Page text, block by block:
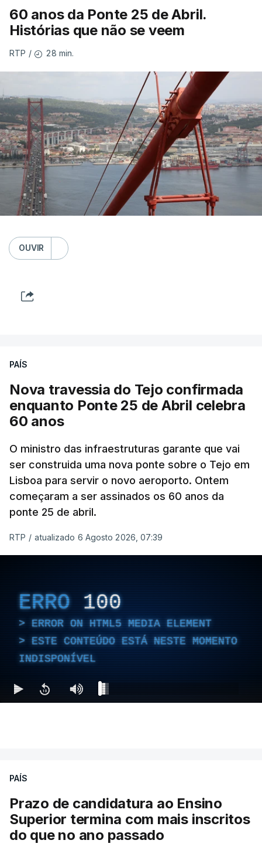
60 anos da Ponte 25 de Abril.
Histórias que não se veem
RTP / 28 min.
OUVIR
PAÍS
Nova travessia do Tejo confirmada
enquanto Ponte 25 de Abril celebra
60 anos
O ministro das infraestruturas garante que vai
ser construida uma nova ponte sobre o Tejo em
Lisboa para servir o novo aeroporto. Ontem
começaram a ser assinados os 60 anos da
ponte 25 de abril.
RTP / atualizado 6 Agosto 2026, 07:39
ERRO 100
ERROR ON HTML5 MEDIA ELEMENT
ESTE CONTEÚDO ESTÁ NESTE MOMENTO
INDISPONÍVEL
PAÍS
Prazo de candidatura ao Ensino
Superior termina com mais inscritos
do que no ano passado